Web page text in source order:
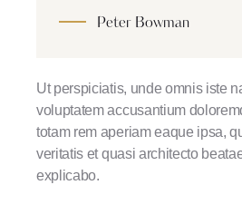
Peter Bowman
Ut perspiciatis, unde omnis iste
voluptatem accusantium
totam rem aperiam eaque ipsa,
veritatis et quasi architecto
explicabo.